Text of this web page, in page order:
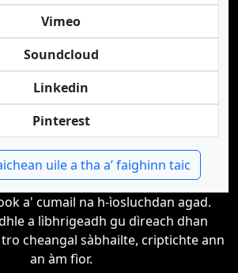
Vimeo
Soundcloud
Linkedin
Pinterest
uile a tha a’ faighinn taic
a' cumail na h-ìosluchdan agad.
a lìbhrigeadh gu dìreach dhan
cheangal sàbhailte, criptichte ann
an àm fìor.